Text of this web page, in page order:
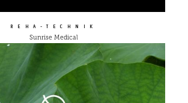
REHA-TECHNIK
Sunrise Medical
zu erstellen.
Cloudflare
Inc.
.hsforms.com
Menschen und Bots
unterscheiden. Dies
die Website von
um gültige Berichte
die Nutzung ihrer
zu erstellen.